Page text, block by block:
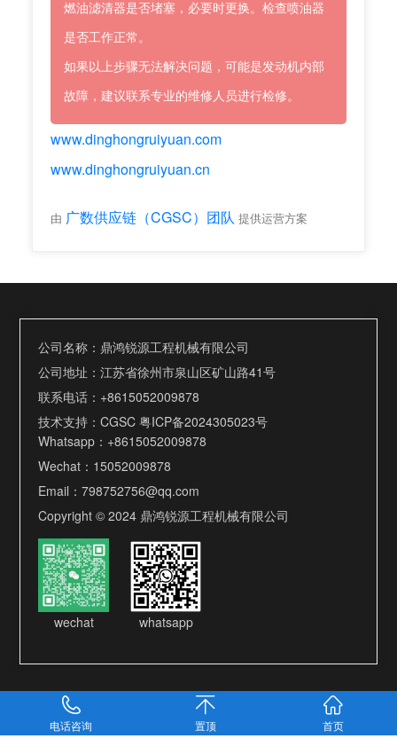
燃油滤清器是否堵塞，必要时更换。检查喷油器
是否工作正常。
如果以上步骤无法解决问题，可能是发动机内部
故障，建议联系专业的维修人员进行检修。
www.dinghongruiyuan.com
www.dinghongruiyuan.cn
由 广数供应链（CGSC）团队 提供运营方案
公司名称：鼎鸿锐源工程机械有限公司
公司地址：江苏省徐州市泉山区矿山路41号
联系电话： +8615052009878
技术支持：CGSC 粤ICP备2024305023号
Whatsapp： +8615052009878
Wechat：15052009878
Email：798752756@qq.com
Copyright © 2024 鼎鸿锐源工程机械有限公司
wechat whatsapp
电话咨询 置顶 首页